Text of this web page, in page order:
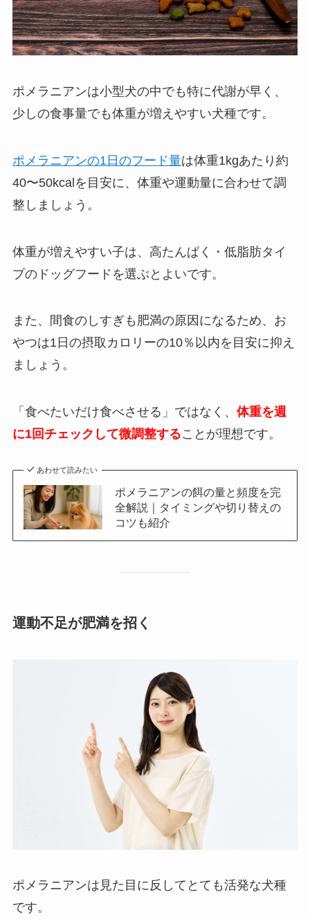
ポメラニアンは小型犬の中でも特に代謝が早く、
少しの食事量でも体重が増えやすい犬種です。
ポメラニアンの1日のフード量は体重1kgあたり約
40〜50kcalを目安に、体重や運動量に合わせて調
整しましょう。
体重が増えやすい子は、高たんぱく・低脂肪タイ
プのドッグフードを選ぶとよいです。
また、間食のしすぎも肥満の原因になるため、お
やつは1日の摂取カロリーの10％以内を目安に抑え
ましょう。
「食べたいだけ食べさせる」ではなく、 体重を週
に1回チェックして微調整することが理想です。
あわせて読みたい
ポメラニアンの餌の量と頻度を完
全解説｜タイミングや切り替えの
コツも紹介
運動不足が肥満を招く
ポメラニアンは見た目に反してとても活発な犬種
です。